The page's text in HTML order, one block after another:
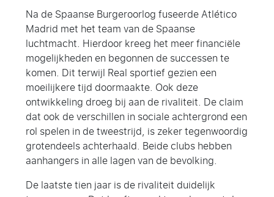
Na de Spaanse Burgeroorlog fuseerde Atlético
Madrid met het team van de Spaanse
luchtmacht. Hierdoor kreeg het meer financiële
mogelijkheden en begonnen de successen te
komen. Dit terwijl Real sportief gezien een
moeilijkere tijd doormaakte. Ook deze
ontwikkeling droeg bij aan de rivaliteit. De claim
dat ook de verschillen in sociale achtergrond een
rol spelen in de tweestrijd, is zeker tegenwoordig
grotendeels achterhaald. Beide clubs hebben
aanhangers in alle lagen van de bevolking.
De laatste tien jaar is de rivaliteit duidelijk